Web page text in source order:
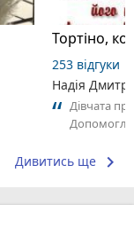
Тортіно,
253 відгуки
Надія
Дівчата
Допомогли
Дивитись ще keyboard_arrow_right